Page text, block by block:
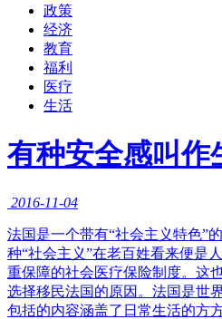
政策
经济
教育
福利
医疗
生活
有种安全感叫作
2016-11-04
法国是一个带有“社会主义特色”
种“社会主义”在老百姓看来便是
重保障的社会医疗保险制度。这
选择移民法国的原因。法国是世
包括的内容涵盖了日常生活的方